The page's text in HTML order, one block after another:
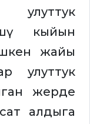
кыйын
жайы
улуттук
жерде
алдыга